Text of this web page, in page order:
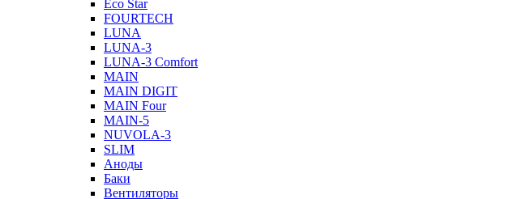
Eco Star
FOURTECH
LUNA
LUNA-3
LUNA-3 Comfort
MAIN
MAIN DIGIT
MAIN Four
MAIN-5
NUVOLA-3
SLIM
Аноды
Баки
Вентиляторы